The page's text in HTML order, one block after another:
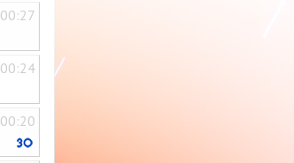
00:27
00:24
00:20